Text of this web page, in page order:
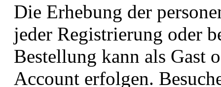
Die Erhebung der
jeder Registrierung oder
Bestellung kann als Gast
Account erfolgen.